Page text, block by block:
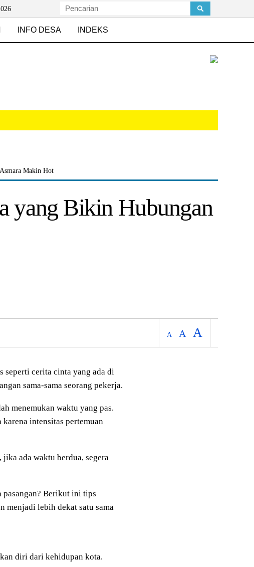
INFO DESA INDEKS
Makin Hot
yang Bikin Hubungan
A A A
seperti cerita cinta yang ada di
sama-sama seorang pekerja.
menemukan waktu yang pas.
intensitas pertemuan
ada waktu berdua, segera
pasangan? Berikut ini tips
menjadi lebih dekat satu sama
diri dari kehidupan kota.